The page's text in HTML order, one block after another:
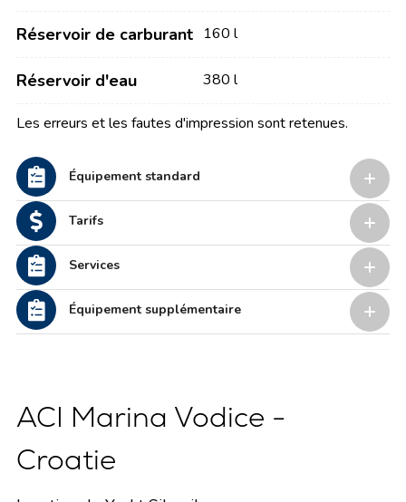
Réservoir de carburant 160 l
Réservoir d'eau 380 l
Les erreurs et les fautes d'impression sont retenues.
Équipement standard
Tarifs
Services
Équipement supplémentaire
ACI Marina Vodice -
Croatie